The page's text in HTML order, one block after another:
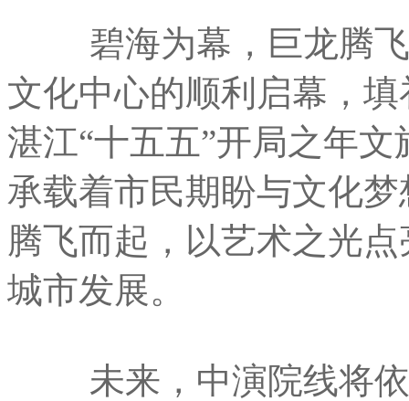
碧海为幕，巨龙腾飞
文化中心的顺利启幕，
湛江“十五五”开局之年
承载着市民期盼与文化
腾飞而起，以艺术之光
城市发展。
未来，中演院线将依